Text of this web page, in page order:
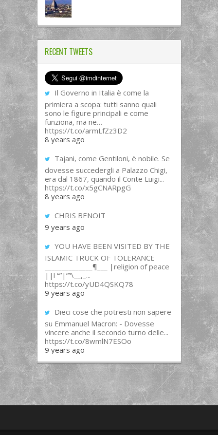
RECENT TWEETS
Il Governo in Italia è come la
primiera a scopa: tutti sanno quali
sono le figure principali e come
funziona, ma ne…
https://t.co/armLfZz3D2
8 years ago
Tajani, come Gentiloni, è nobile. Se
dovesse succedergli a Palazzo Chigi,
era dal 1867, quando il Conte Luigi...
https://t.co/x5gCNARpgG
8 years ago
CHRIS BENOIT
9 years ago
YOU HAVE BEEN VISITED BY THE
ISLAMIC TRUCK OF TOLERANCE
______________¶___ |religion of peace
||l “”|””\__,_...
https://t.co/yUD4QSKQ78
9 years ago
Dieci cose che potresti non sapere
su Emmanuel Macron: - Dovesse
vincere anche il secondo turno delle...
https://t.co/8wmlN7ESOo
9 years ago